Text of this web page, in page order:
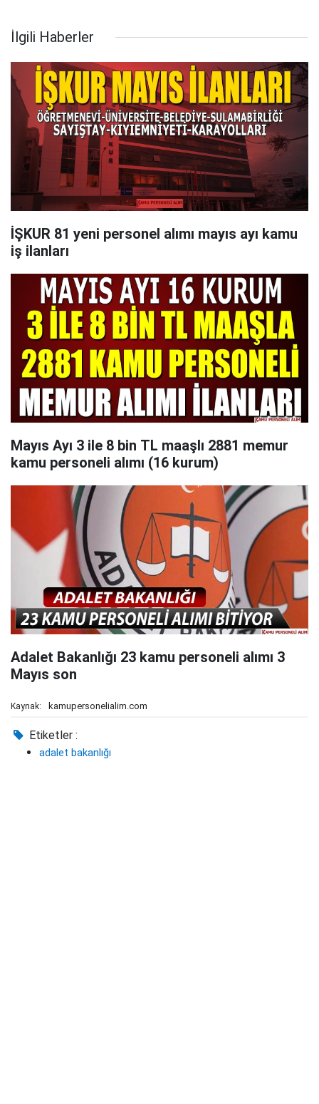
İlgili Haberler
İŞKUR 81 yeni personel alımı mayıs ayı kamu
iş ilanları
Mayıs Ayı 3 ile 8 bin TL maaşlı 2881 memur
kamu personeli alımı (16 kurum)
Adalet Bakanlığı 23 kamu personeli alımı 3
Mayıs son
Kaynak: kamupersonelialim.com
Etiketler :
adalet bakanlığı